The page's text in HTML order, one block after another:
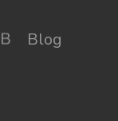
Blog